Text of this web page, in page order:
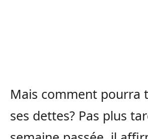
Mais comment pourra
ses dettes? Pas plus